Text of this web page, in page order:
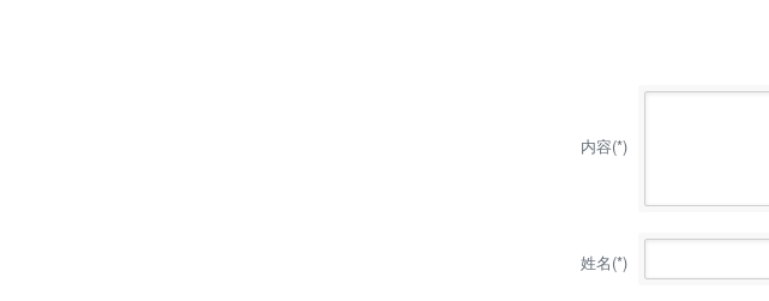
内容(*)
姓名(*)